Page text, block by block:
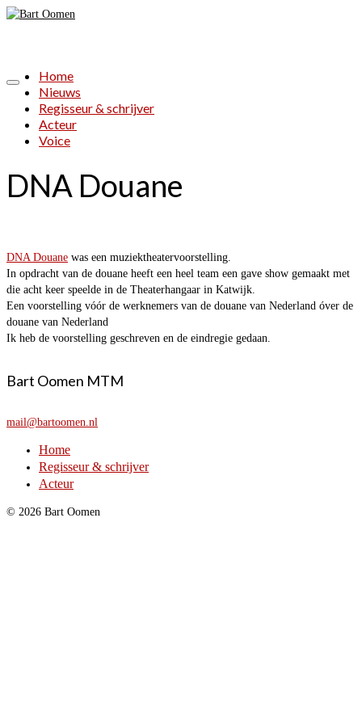
Home
Nieuws
Regisseur & schrijver
Acteur
Voice
DNA Douane
DNA Douane was een muziektheatervoorstelling.
In opdracht van de douane heeft een heel team een gave show gemaakt met
die acht keer speelde in de Theaterhangaar in Katwijk.
Een voorstelling vóór de werknemers van de douane van Nederland óver de
douane van Nederland
Ik heb de voorstelling geschreven en de eindregie gedaan.
Bart Oomen MTM
mail@bartoomen.nl
Home
Regisseur & schrijver
Acteur
© 2026 Bart Oomen